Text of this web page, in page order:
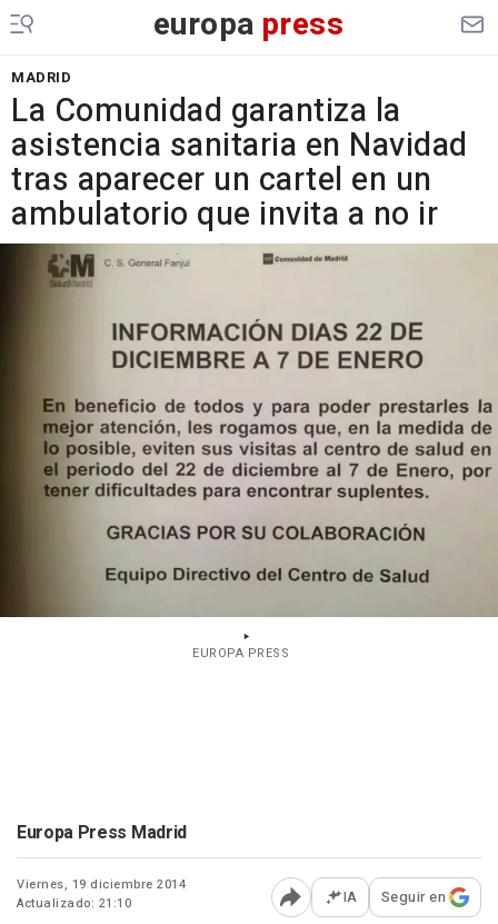
europa press
MADRID
La Comunidad garantiza la
asistencia sanitaria en Navidad
tras aparecer un cartel en un
ambulatorio que invita a no ir
EUROPA PRESS
Europa Press Madrid
Viernes, 19 diciembre 2014
Actualizado: 21:10
Abrir opciones para
IA Seguir en